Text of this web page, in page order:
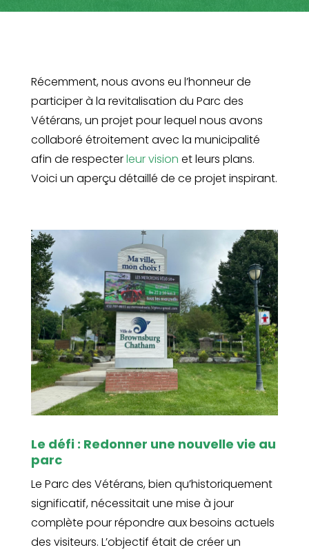
Récemment, nous avons eu l’honneur de
participer à la revitalisation du Parc des
Vétérans, un projet pour lequel nous avons
collaboré étroitement avec la municipalité
afin de respecterleur vision et leurs plans.
Voici un aperçu détaillé de ce projet inspirant.
Le défi : Redonner une nouvelle vie au
parc
Le Parc des Vétérans, bien qu’historiquement
significatif, nécessitait une mise à jour
complète pour répondre aux besoins actuels
des visiteurs. L’objectif était de créer un